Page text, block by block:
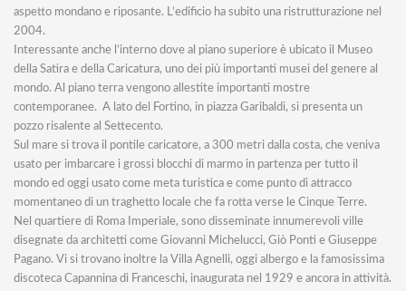
aspetto mondano e riposante. L’edificio ha subito una ristrutturazione nel
2004.
Interessante anche l’interno dove al piano superiore è ubicato il Museo
della Satira e della Caricatura, uno dei più importanti musei del genere al
mondo. Al piano terra vengono allestite importanti mostre
contemporanee. A lato del Fortino, in piazza Garibaldi, si presenta un
pozzo risalente al Settecento.
Sul mare si trova il pontile caricatore, a 300 metri dalla costa, che veniva
usato per imbarcare i grossi blocchi di marmo in partenza per tutto il
mondo ed oggi usato come meta turistica e come punto di attracco
momentaneo di un traghetto locale che fa rotta verse le Cinque Terre.
Nel quartiere di Roma Imperiale, sono disseminate innumerevoli ville
disegnate da architetti come Giovanni Michelucci, Giò Ponti e Giuseppe
Pagano. Vi si trovano inoltre la Villa Agnelli, oggi albergo e la famosissima
discoteca Capannina di Franceschi, inaugurata nel 1929 e ancora in attività.